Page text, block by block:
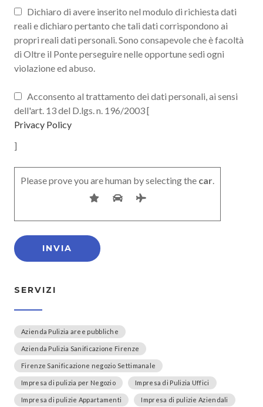
Dichiaro di avere inserito nel modulo di richiesta dati
reali e dichiaro pertanto che tali dati corrispondono ai
propri reali dati personali. Sono consapevole che è facoltà
di Oltre il Ponte perseguire nelle opportune sedi ogni
violazione ed abuso.
Acconsento al trattamento dei dati personali, ai sensi
dell'art. 13 del D.lgs. n. 196/2003 [
Privacy Policy
]
Please prove you are human by selecting the car.
SERVIZI
Azienda Pulizia aree pubbliche
Azienda Pulizia Sanificazione Firenze
Firenze Sanificazione negozio Settimanale
Impresa di pulizia per Negozio Impresa di Pulizia Uffici
Impresa di pulizie Appartamenti Impresa di pulizie Aziendali